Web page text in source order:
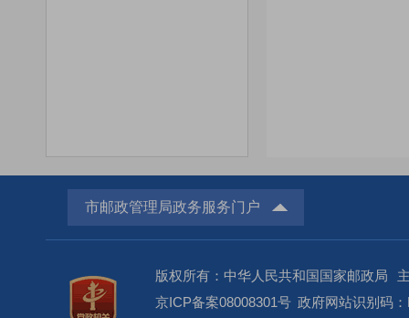
市邮政管理局政务服务门户
版权所有：中华人民共和国国家邮政局
京ICP备案08008301号 政府网站识别码